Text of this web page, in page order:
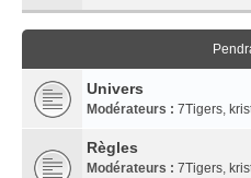
Univers
Modérateurs : 7Tigers,
Règles
Modérateurs : 7Tigers,